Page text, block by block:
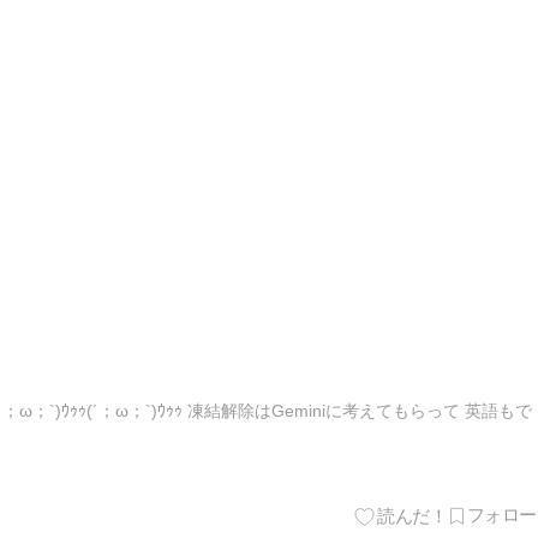
ω；`)ｳｩｩ(´；ω；`)ｳｩｩ 凍結解除はGeminiに考えてもらって 英語もで